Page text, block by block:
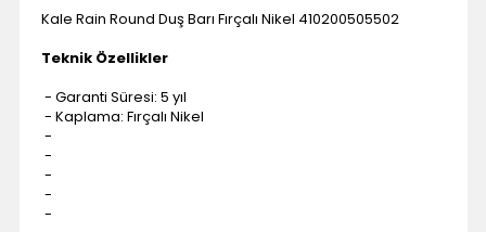
Kale Rain Round Duş Barı Fırçalı Nikel 410200505502
Teknik Özellikler
- Garanti Süresi: 5 yıl
- Kaplama: Fırçalı Nikel
-
-
-
-
-